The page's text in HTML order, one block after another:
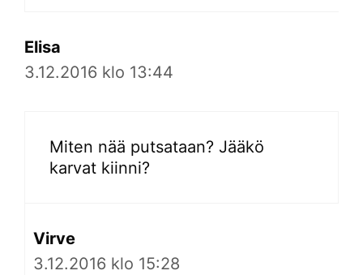
Elisa
3.12.2016 klo 13:44
Miten nää putsataan? Jääkö
karvat kiinni?
Virve
3.12.2016 klo 15:28